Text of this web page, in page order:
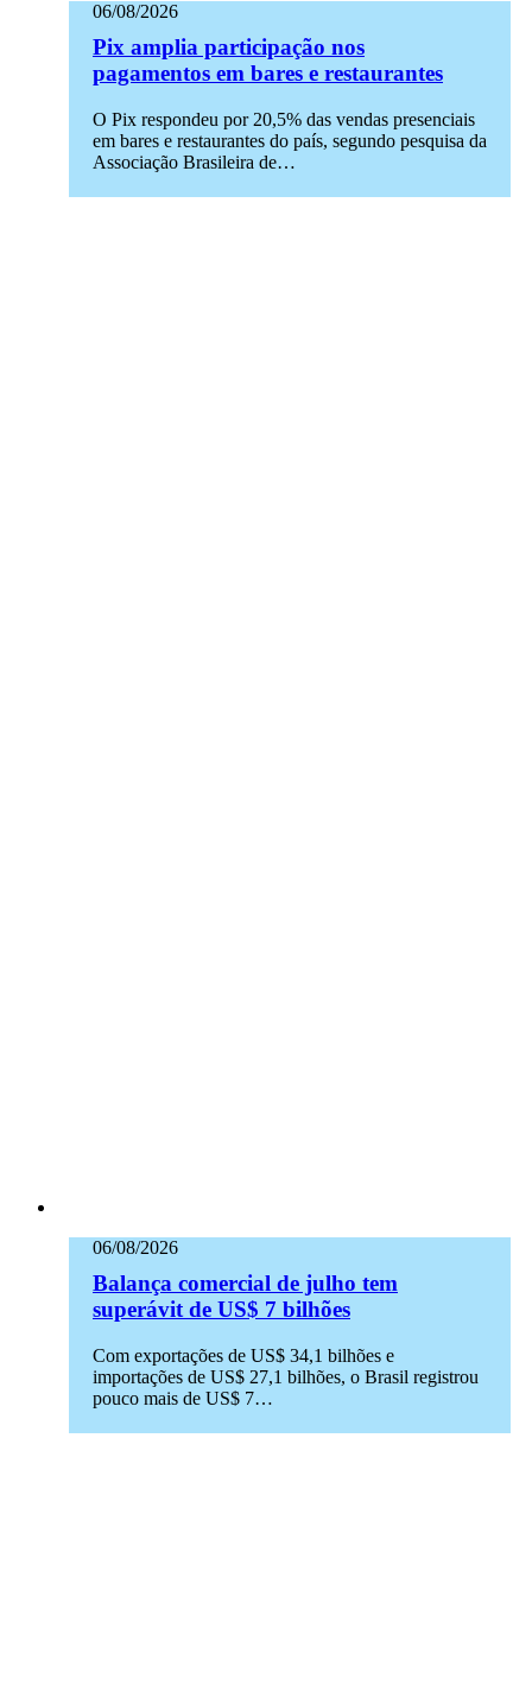
06/08/2026
Pix amplia participação nos
pagamentos em bares e restaurantes
O Pix respondeu por 20,5% das vendas presenciais
em bares e restaurantes do país, segundo pesquisa da
Associação Brasileira de…
06/08/2026
Balança comercial de julho tem
superávit de US$ 7 bilhões
Com exportações de US$ 34,1 bilhões e
importações de US$ 27,1 bilhões, o Brasil registrou
pouco mais de US$ 7…